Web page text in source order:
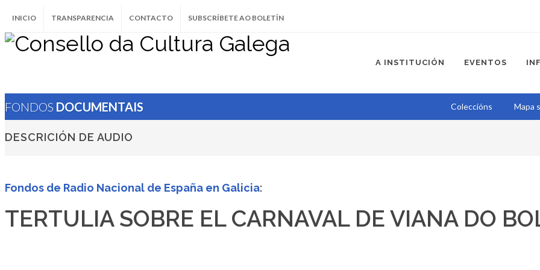
INICIO TRANSPARENCIA CONTACTO SUBSCRÍBETE AO BOLETÍN
A INSTITUCIÓN EVENTOS
FONDOS DOCUMENTAIS Coleccións Mapa
DESCRICIÓN DE AUDIO
Fondos de Radio Nacional de España en Galicia:
TERTULIA SOBRE EL CARNAVAL DE VIANA DO